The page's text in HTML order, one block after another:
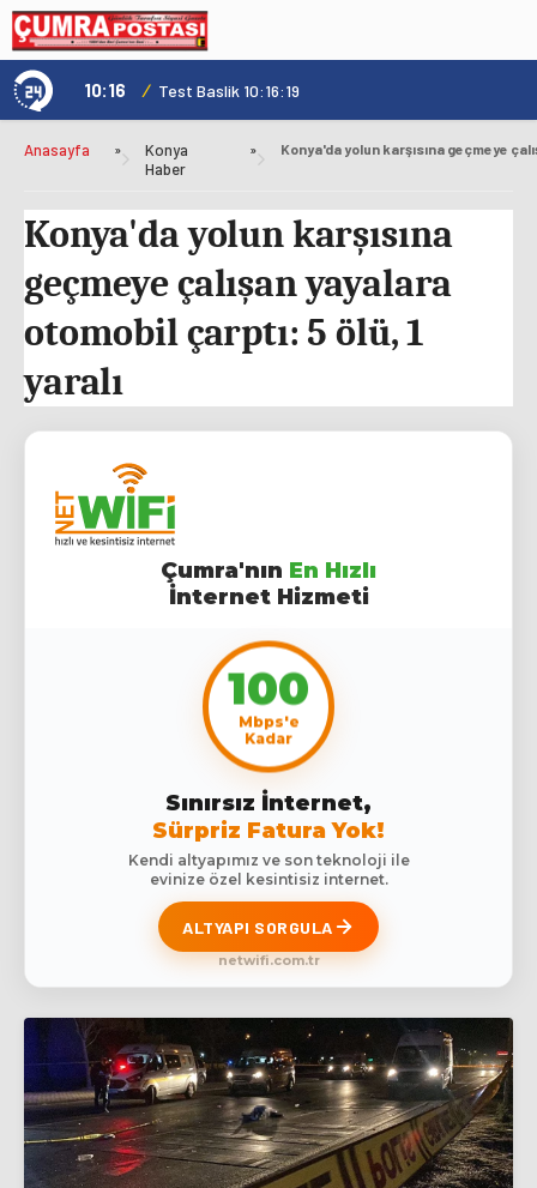
10:16 / Test Baslik 10:16:19
Anasayfa »
Konya
Haber
»
Konya'da yolun karşısına
geçmeye çalışan yayalara
otomobil çarptı: 5 ölü, 1
yaralı
Çumra'nın En Hızlı
İnternet Hizmeti
100
Mbps'e
Kadar
Sınırsız İnternet,
Sürpriz Fatura Yok!
Kendi altyapımız ve son teknoloji ile
evinize özel kesintisiz internet.
ALTYAPI SORGULA
netwifi.com.tr